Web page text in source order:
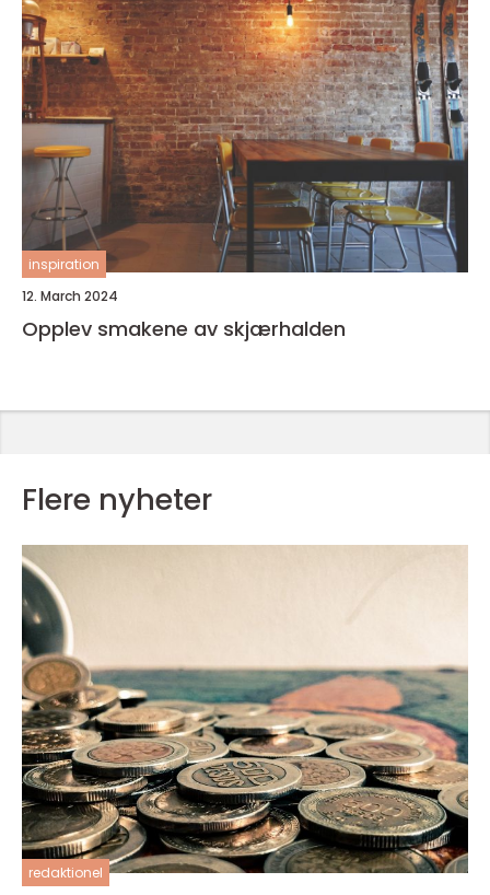
inspiration
12. March 2024
Opplev smakene av skjærhalden
Flere nyheter
redaktionel